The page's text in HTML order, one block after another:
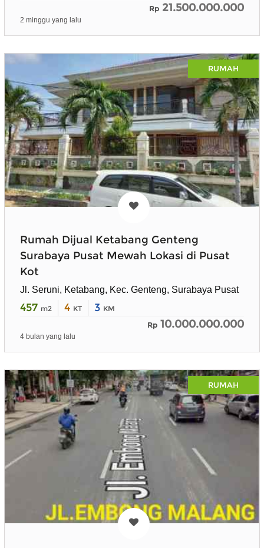
Rp 21.500.000.000
2 minggu yang lalu
RUMAH
Rumah Dijual Ketabang Genteng
Surabaya Pusat Mewah Lokasi di Pusat
Kot
Jl. Seruni, Ketabang, Kec. Genteng, Surabaya Pusat
457 m2 4 KT 3 KM
Rp 10.000.000.000
4 bulan yang lalu
RUMAH